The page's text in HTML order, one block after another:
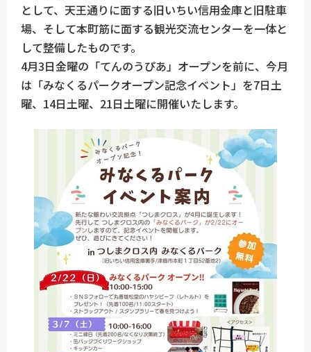
として、天王通りに面する旧いちい信用金庫と旧駐車
場、そして本町筋に面する観光交流センターを一体と
して整備したものです。
4月3日金曜の「てんのうぴあ」オープンを前に、今月
は「みなくるパークオープン記念イベント」を7日土
曜、14日土曜、21日土曜に開催いたします。